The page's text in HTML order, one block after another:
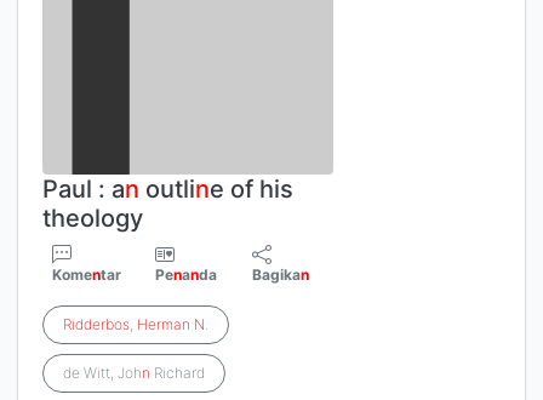
Paul : an outline of his
theology
Komentar Penanda Bagikan
Ridderbos, Herman N.
de Witt, John Richard